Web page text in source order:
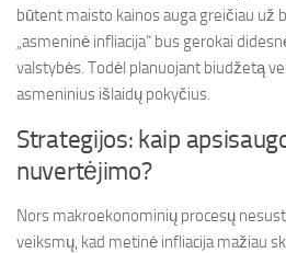
būtent maisto kainos auga greičiau už
„asmeninė infliacija“ bus gerokai
valstybės. Todėl planuojant biudžetą
asmeninius išlaidų pokyčius.
Strategijos: kaip
nuvertėjimo?
Nors makroekonominių procesų
veiksmų, kad metinė infliacija mažiau